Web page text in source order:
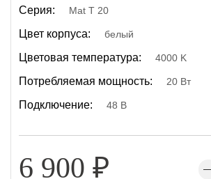
Серия: Mat T 20
Цвет корпуса: белый
Цветовая температура: 4000 K
Потребляемая мощность: 20 Вт
Подключение: 48 В
6 900 ₽